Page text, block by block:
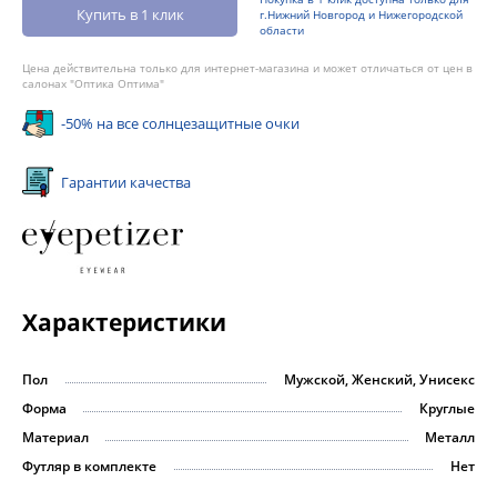
Купить в 1 клик
г.Нижний Новгород и Нижегородской
области
Цена действительна только для интернет-магазина и может отличаться от цен в
салонах "Оптика Оптима"
-50% на все солнцезащитные очки
Гарантии качества
Характеристики
Пол
Мужской, Женский, Унисекс
Форма
Круглые
Материал
Металл
Футляр в комплекте
Нет